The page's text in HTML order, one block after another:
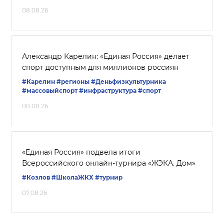
08.08.26
Александр Карелин: «Единая Россия» делает
спорт доступным для миллионов россиян
#Карелин #регионы #Деньфизкультурника
#массовыйспорт #инфраструктура #спорт
08.08.26
«Единая Россия» подвела итоги
Всероссийского онлайн-турнира «ЖЭКА. Дом»
#Козлов #ШколаЖКХ #турнир
07.08.26